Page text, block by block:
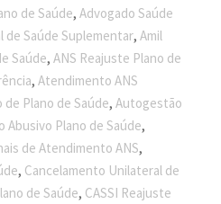
de Saúde,Advogado Saúde
de Saúde Suplementar,Amil
Saúde,ANS Reajuste Plano de
,Atendimento ANS
Plano de Saúde,Autogestão
Abusivo Plano de Saúde,
de Atendimento ANS,
, Cancelamento Unilateral de
de Saúde, CASSI Reajuste